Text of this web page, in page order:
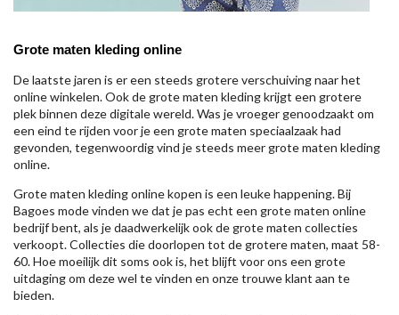
Grote maten kleding online
De laatste jaren is er een steeds grotere verschuiving naar het
online winkelen. Ook de grote maten kleding krijgt een grotere
plek binnen deze digitale wereld. Was je vroeger genoodzaakt om
een eind te rijden voor je een grote maten speciaalzaak had
gevonden, tegenwoordig vind je steeds meer grote maten kleding
online.
Grote maten kleding online kopen is een leuke happening. Bij
Bagoes mode vinden we dat je pas echt een grote maten online
bedrijf bent, als je daadwerkelijk ook de grote maten collecties
verkoopt. Collecties die doorlopen tot de grotere maten, maat 58-
60. Hoe moeilijk dit soms ook is, het blijft voor ons een grote
uitdaging om deze wel te vinden en onze trouwe klant aan te
bieden.